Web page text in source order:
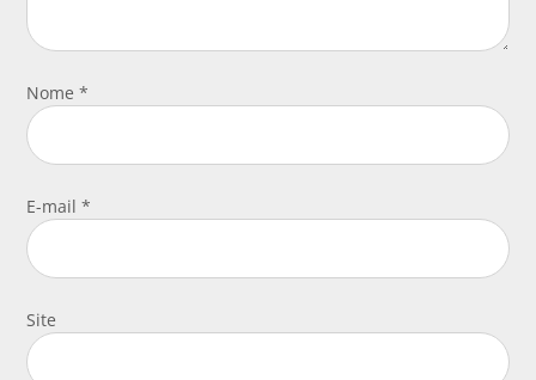
Nome*
E-mail*
Site